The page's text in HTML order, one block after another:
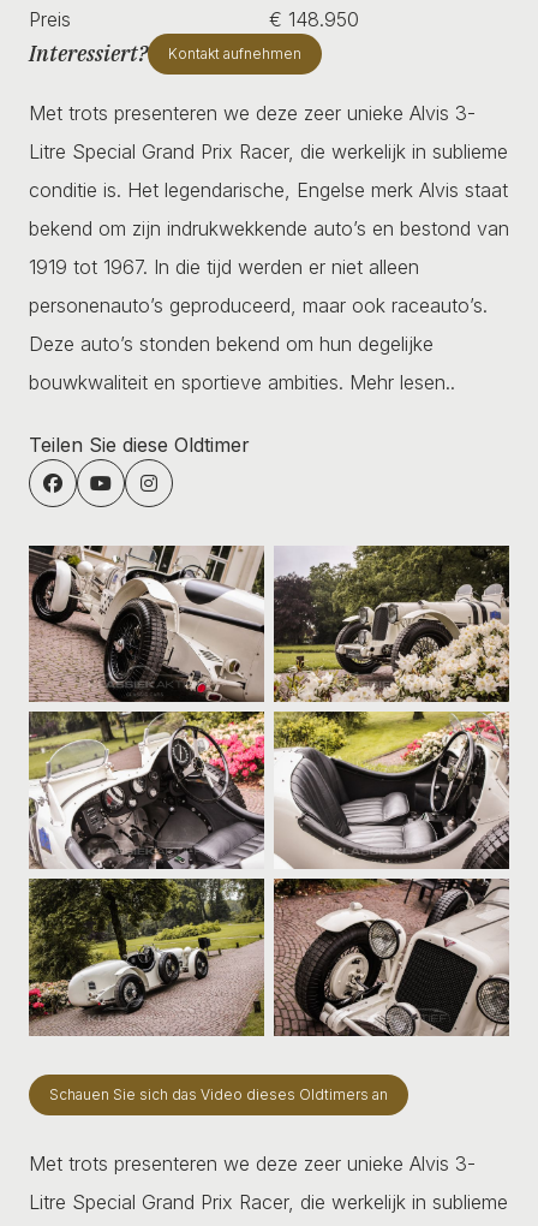
Preis
€ 148.950
Interessiert? Kontakt aufnehmen
Met trots presenteren we deze zeer unieke Alvis 3-
Litre Special Grand Prix Racer, die werkelijk in sublieme
conditie is. Het legendarische, Engelse merk Alvis staat
bekend om zijn indrukwekkende auto’s en bestond van
1919 tot 1967. In die tijd werden er niet alleen
personenauto’s geproduceerd, maar ook raceauto’s.
Deze auto’s stonden bekend om hun degelijke
bouwkwaliteit en sportieve ambities. Mehr lesen..
Teilen Sie diese Oldtimer
Schauen Sie sich das Video dieses Oldtimers an
Met trots presenteren we deze zeer unieke Alvis 3-
Litre Special Grand Prix Racer, die werkelijk in sublieme